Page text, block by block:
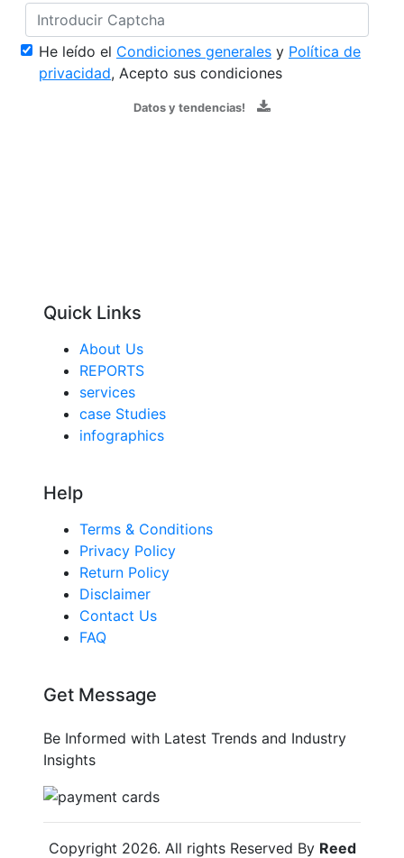
He leído el Condiciones generales y Política de
privacidad, Acepto sus condiciones
Datos y tendencias!
Quick Links
About Us
REPORTS
services
case Studies
infographics
Help
Terms & Conditions
Privacy Policy
Return Policy
Disclaimer
Contact Us
FAQ
Get Message
Be Informed with Latest Trends and Industry
Insights
Copyright 2026. All rights Reserved By Reed